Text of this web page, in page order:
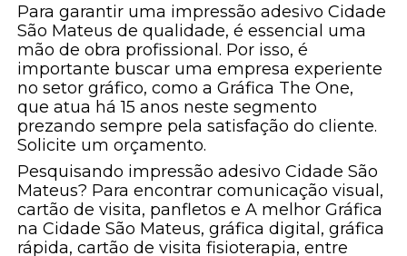
Para garantir uma impressão adesivo Cidade
São Mateus de qualidade, é essencial uma
mão de obra profissional. Por isso, é
importante buscar uma empresa experiente
no setor gráfico, como a Gráfica The One,
que atua há 15 anos neste segmento
prezando sempre pela satisfação do cliente.
Solicite um orçamento.
Pesquisando impressão adesivo Cidade São
Mateus? Para encontrar comunicação visual,
cartão de visita, panfletos e A melhor Gráfica
na Cidade São Mateus, gráfica digital, gráfica
rápida, cartão de visita fisioterapia, entre